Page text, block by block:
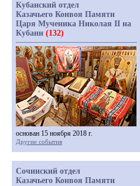
Кубанский отдел
Казачьего Конвоя Памяти
Царя Мученика Николая II на
Кубани (132)
основан 15 ноября 2018 г.
Другие события
Сочинский отдел
Казачьего Конвоя Памяти